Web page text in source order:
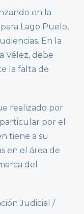
en la
Lago Puelo,
En la
Vélez, debe
la falta de
realizado por
por el
tiene a su
en el área de
del
Judicial /